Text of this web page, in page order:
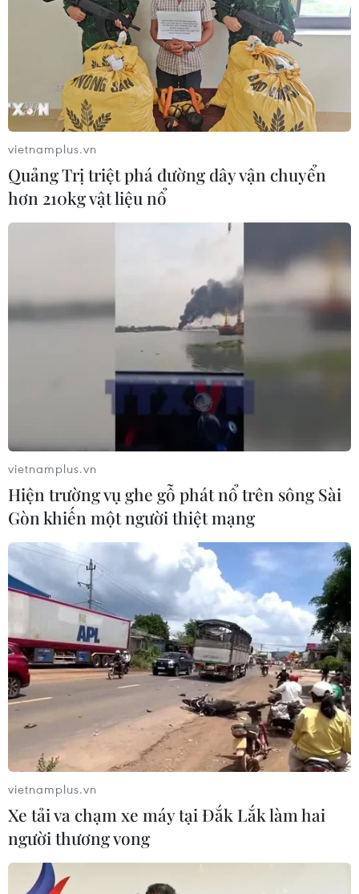
VIB - Hành trình 28 năm sáng tạo và
hướng tới triệu khách hàng Việt
18/09/2024 09:37
Dấu ấn nổi bật của VIB là cung cấp hệ sinh thái sản
phẩm sáng tạo, đáp ứng các nhu cầu giao dịch tài
chính của hơn 5 triệu khách hàng cá nhân, hàng chục
ngàn khách hàng doanh nghiệp...
vietnamplus.vn
Quảng Trị triệt phá đường dây vận chuyển
hơn 210kg vật liệu nổ
vietnamplus.vn
Hiện trường vụ ghe gỗ phát nổ trên sông Sài
Gòn khiến một người thiệt mạng
vietnamplus.vn
Xe tải va chạm xe máy tại Đắk Lắk làm hai
người thương vong